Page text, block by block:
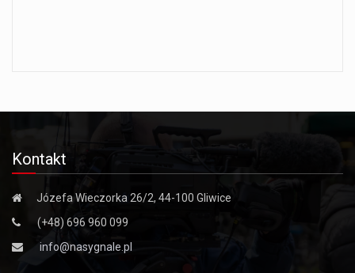
Kontakt
Józefa Wieczorka 26/2, 44-100 Gliwice
(+48) 696 960 099
info@nasygnale.pl